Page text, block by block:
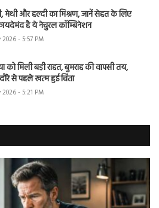
मेथी और हल्दी का मिश्रण, जानें सेहत के लिए
है ये नेचुरल कॉम्बिनेशन
2026 - 5:57 PM
को मिली बड़ी राहत, बुमराह की वापसी तय,
से पहले खत्म हुई चिंता
2026 - 5:21 PM